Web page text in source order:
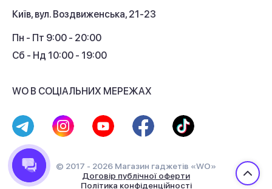
Кешбек
Київ, вул. Воздвиженська, 21-23
Пн - Пт 9:00 - 20:00
Сб - Нд 10:00 - 19:00
WO В СОЦІАЛЬНИХ МЕРЕЖАХ
© 2017 - 2026 Магазин гаджетів «WO»
Договір публічної оферти
Політика конфіденційності